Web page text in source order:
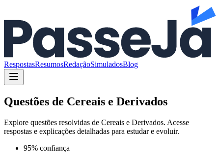
RespostasResumosRedaçãoSimuladosBlog
Questões de Cereais e Derivados
Explore questões resolvidas de Cereais e Derivados. Acesse
respostas e explicações detalhadas para estudar e evoluir.
95% confiança